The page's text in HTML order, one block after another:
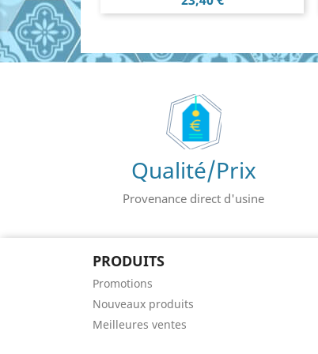
Qualité/Prix
Provenance direct d'usine
PRODUITS
Promotions
Nouveaux produits
Meilleures ventes